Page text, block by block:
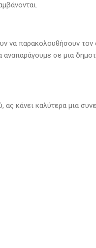
να παρακολουθήσουν
αναπαράγουμε σε μια
ας κάνει καλύτερα μια